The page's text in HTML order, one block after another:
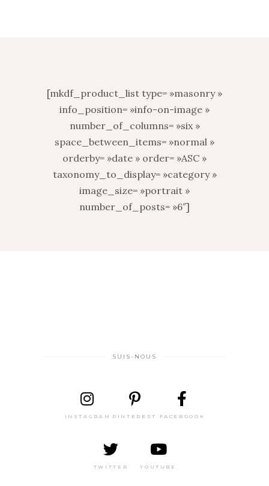
[mkdf_product_list type= »masonry »
info_position= »info-on-image »
number_of_columns= »six »
space_between_items= »normal »
orderby= »date » order= »ASC »
taxonomy_to_display= »category »
image_size= »portrait »
number_of_posts= »6″]
SUIS-NOUS
INSTAGRAM PINTEREST FACEBOOOK
TWITTER YOUTUBE